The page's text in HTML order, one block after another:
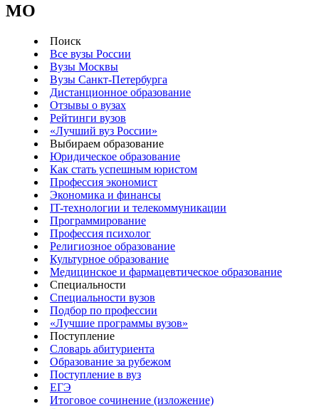
MO
Поиск
Все вузы России
Вузы Москвы
Вузы Санкт-Петербурга
Дистанционное образование
Отзывы о вузах
Рейтинги вузов
«Лучший вуз России»
Выбираем образование
Юридическое образование
Как стать успешным юристом
Профессия экономист
Экономика и финансы
IT-технологии и телекоммуникации
Программирование
Профессия психолог
Религиозное образование
Культурное образование
Медицинское и фармацевтическое образование
Специальности
Специальности вузов
Подбор по профессии
«Лучшие программы вузов»
Поступление
Словарь абитуриента
Образование за рубежом
Поступление в вуз
ЕГЭ
Итоговое сочинение (изложение)